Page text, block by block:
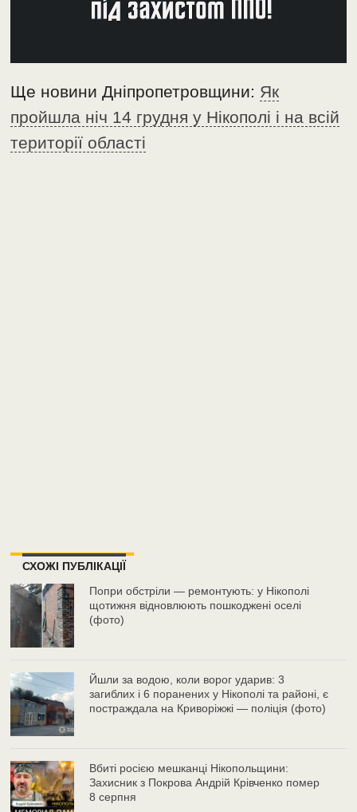
Ще новини Дніпропетровщини: Як
пройшла ніч 14 грудня у Нікополі і на всій
території області
СХОЖІ ПУБЛІКАЦІЇ
Попри обстріли — ремонтують: у Нікополі
щотижня відновлюють пошкоджені оселі
(фото)
Йшли за водою, коли ворог ударив: 3
загиблих і 6 поранених у Нікополі та районі, є
постраждала на Криворіжжі — поліція (фото)
Вбиті росією мешканці Нікопольщини:
Захисник з Покрова Андрій Крівченко помер
8 серпня